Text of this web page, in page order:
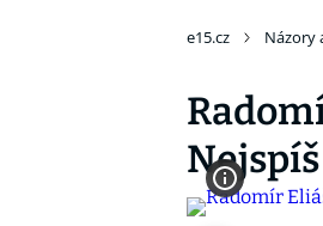
e15.cz Názory